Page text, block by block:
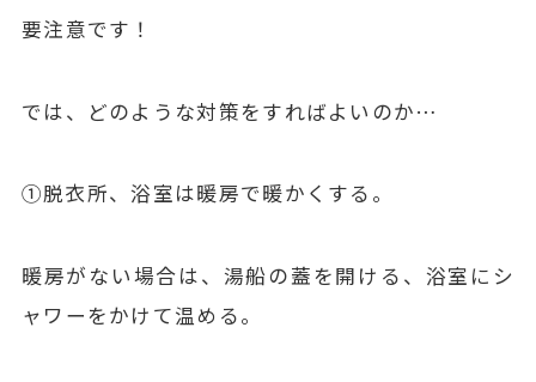
要注意です！
では、どのような対策をすればよいのか…
①脱衣所、浴室は暖房で暖かくする。
暖房がない場合は、湯船の蓋を開ける、浴室にシ
ャワーをかけて温める。